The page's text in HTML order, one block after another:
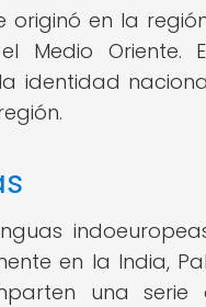
originó en la
Oriente.
identidad
en la India,
una serie